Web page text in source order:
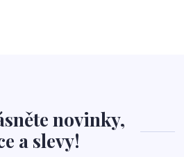
novinky,
a slevy!